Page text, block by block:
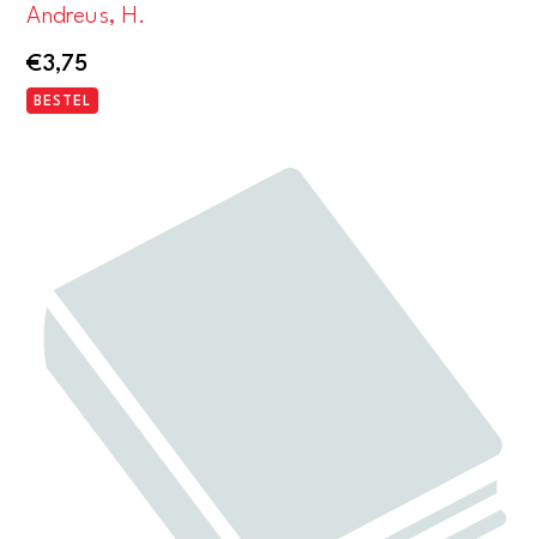
Andreus, H.
€3,75
BESTEL